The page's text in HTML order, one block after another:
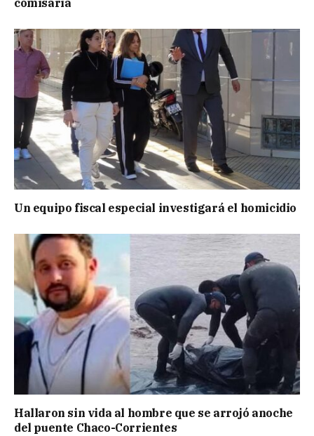
Un equipo fiscal especial investigará el homicidio
Hallaron sin vida al hombre que se arrojó anoche
del puente Chaco-Corrientes